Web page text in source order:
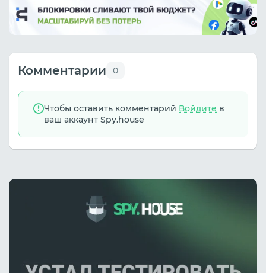
Комментарии 0
Чтобы оставить комментарий Войдите в
ваш аккаунт Spy.house